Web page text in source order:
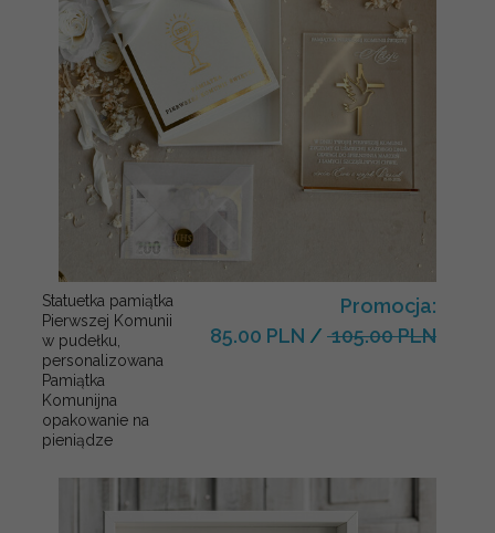
Statuetka pamiątka
Pierwszej Komunii
w pudełku,
personalizowana
Pamiątka
Komunijna
opakowanie na
pieniądze
Promocja:
85.00 PLN / 105.00 PLN